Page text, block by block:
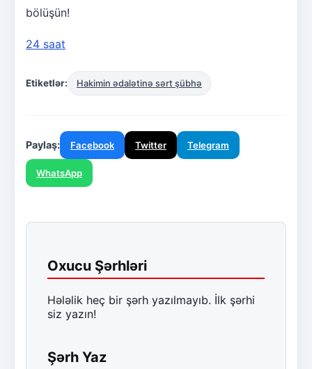
bölüşün!
24 saat
Etiketlər: Hakimin ədalətinə sərt şübhə
Paylaş: Facebook Twitter Telegram
WhatsApp
Oxucu Şərhləri
Hələlik heç bir şərh yazılmayıb. İlk şərhi
siz yazın!
Şərh Yaz